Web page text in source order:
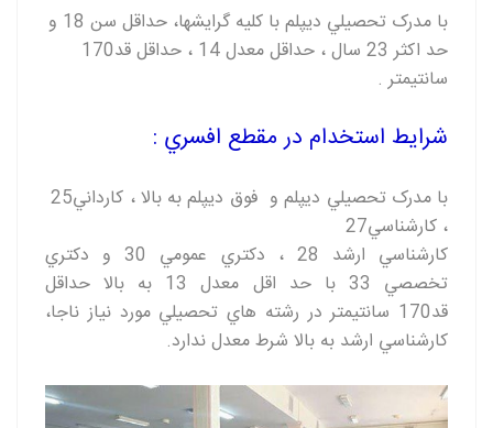
با مدرک تحصيلي ديپلم با کليه گرايشها، حداقل سن 18 و
حد اکثر23 سال ، حداقل معدل14 ، حداقل قد170
سانتيمتر .
شرايط استخدام در مقطع افسري :
با مدرک تحصيلي دیپلم و فوق ديپلم به بالا ، کارداني25
، کارشناسي27
کارشناسي ارشد 28، دکتري عمومي 30 و دکتري
تخصصي 33با حد اقل معدل13 به بالا حداقل
قد170 سانتيمتر در رشته هاي تحصيلي مورد نياز ناجا،
کارشناسي ارشد به بالا شرط معدل ندارد.